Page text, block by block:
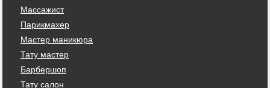
Массажист
Парикмахер
Мастер маникюра
Тату мастер
Барбершоп
Тату салон